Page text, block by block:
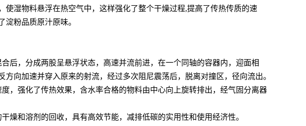
湿物料悬浮在热空气中，这样强化了整个干燥过程,提高了传热传质的速
粉品质原汁原味。
后，分成两股呈悬浮状态，高速并流前进，在一个同轴的容器内，迎面相
向加速并穿入原来的射流，经过多次阻尼震荡后，脱离对撞区，径向流出。
，强化了传热效果，含水率合格的物料由中心向上旋转排出，经气固分离器
燥和溶剂的回收，具有高效节能，减排低碳的实用性和使用经济性。